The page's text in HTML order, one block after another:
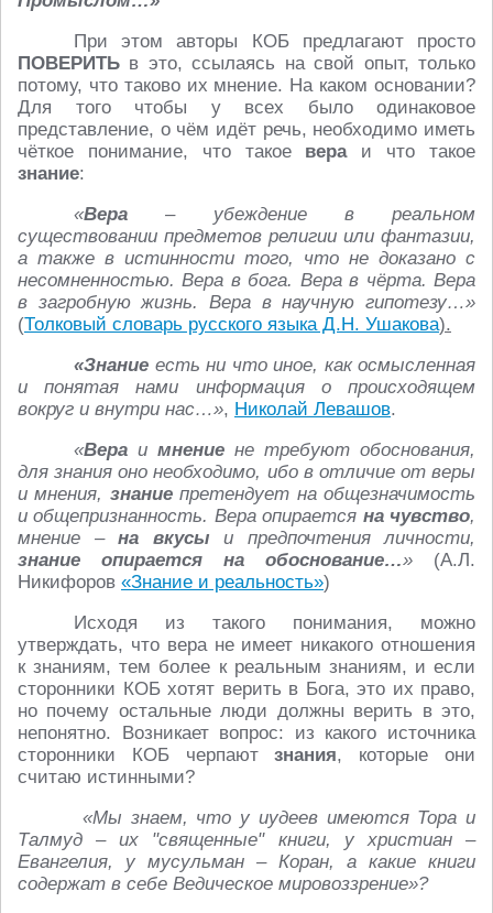
При этом авторы КОБ предлагают просто
ПОВЕРИТЬ в это, ссылаясь на свой опыт, только
потому, что таково их мнение. На каком основании?
Для того чтобы у всех было одинаковое
представление, о чём идёт речь, необходимо иметь
чёткое понимание, что такое вераи что такое
знание:
«Вера – убеждение в реальном
существовании предметов религии или фантазии,
а также в истинности того, что не доказано с
несомненностью. Вера в бога. Вера в чёрта. Вера
в загробную жизнь. Вера в научную гипотезу…»
(Толковый словарь русского языка Д.Н. Ушакова).
«Знание есть ни что иное, как осмысленная
и понятая нами информация о происходящем
вокруг и внутри нас…», Николай Левашов.
«Вера и мнение не требуют обоснования,
для знания оно необходимо, ибо в отличие от веры
и мнения, знаниепретендует на общезначимость
и общепризнанность. Вера опирается на чувство,
мнение – на вкусы и предпочтения личности,
знание опирается
на обоснование…» (А.Л.
Никифоров «Знание и реальность»)
Исходя из такого понимания, можно
утверждать, что вера не имеет никакого отношения
к знаниям, тем более к реальным знаниям, и если
сторонники КОБ хотят верить в Бога, это их право,
но почему остальные люди должны верить в это,
непонятно. Возникает вопрос: из какого источника
сторонники КОБ черпаютзнания, которые они
считаю истинными?
«Мы знаем, что у иудеев имеются Тора и
Талмуд – их "священные" книги, у христиан –
Евангелия, у мусульман – Коран, а какие книги
содержат в себе Ведическое мировоззрение»?